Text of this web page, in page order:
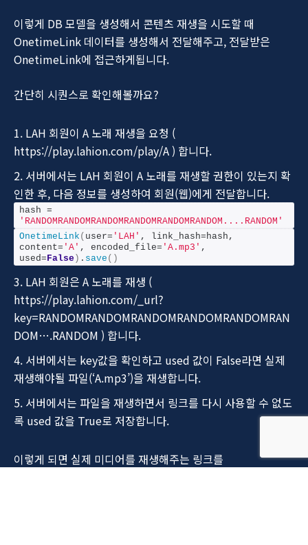
이렇게 DB 모델을 생성해서 콘텐츠 재생을 시도할 때
OnetimeLink 데이터를 생성해서 전달해주고, 전달받은
OnetimeLink에 접근하게됩니다.
간단히 시퀀스로 확인해볼까요?
LAH 회원이 A 노래 재생을 요청 (
https://play.lahion.com/play/A ) 합니다.
서버에서는 LAH 회원이 A 노래를 재생할 권한이 있는지 확
인한 후, 다음 정보를 생성하여 회원(웹)에게 전달합니다.
'RANDOMRANDOMRANDOMRANDOMRANDOMRANDOM....RANDOM'
OnetimeLink ( user= 'LAH' , link_hash=hash,
content= 'A' , encoded_file= 'A.mp3' ,
used=False) . save ()
LAH 회원은 A 노래를 재생 (
https://play.lahion.com/_url?
key=RANDOMRANDOMRANDOMRANDOMRANDOMRAN
DOM….RANDOM ) 합니다.
서버에서는 key값을 확인하고 used 값이 False라면 실제
재생해야될 파일(‘A.mp3’)을 재생합니다.
서버에서는 파일을 재생하면서 링크를 다시 사용할 수 없도
록 used 값을 True로 저장합니다.
이렇게 되면 실제 미디어를 재생해주는 링크를